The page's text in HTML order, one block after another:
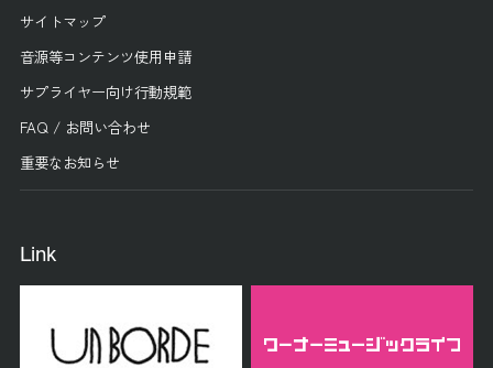
サイトマップ
音源等コンテンツ使用申請
サプライヤー向け行動規範
FAQ / お問い合わせ
重要なお知らせ
Link